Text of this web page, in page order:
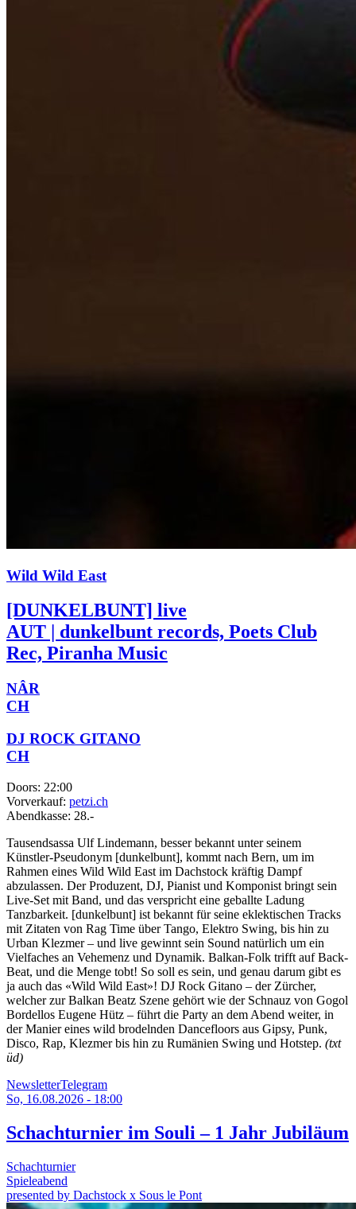
Wild Wild East
[DUNKELBUNT] live
AUT | dunkelbunt records, Poets Club
Rec, Piranha Music
NÂR
CH
DJ ROCK GITANO
CH
Doors: 22:00
Vorverkauf: petzi.ch
Abendkasse: 28.-
Tausendsassa Ulf Lindemann, besser bekannt unter seinem
Künstler-Pseudonym [dunkelbunt], kommt nach Bern, um im
Rahmen eines Wild Wild East im Dachstock kräftig Dampf
abzulassen. Der Produzent, DJ, Pianist und Komponist bringt sein
Live-Set mit Band, und das verspricht eine geballte Ladung
Tanzbarkeit. [dunkelbunt] ist bekannt für seine eklektischen Tracks
mit Zitaten von Rag Time über Tango, Elektro Swing, bis hin zu
Urban Klezmer – und live gewinnt sein Sound natürlich um ein
Vielfaches an Vehemenz und Dynamik. Balkan-Folk trifft auf Back-
Beat, und die Menge tobt! So soll es sein, und genau darum gibt es
ja auch das «Wild Wild East»! DJ Rock Gitano – der Zürcher,
welcher zur Balkan Beatz Szene gehört wie der Schnauz von Gogol
Bordellos Eugene Hütz – führt die Party an dem Abend weiter, in
der Manier eines wild brodelnden Dancefloors aus Gipsy, Punk,
Disco, Rap, Klezmer bis hin zu Rumänien Swing und Hotstep. (txt
üd)
NewsletterTelegram
So, 16.08.2026 - 18:00
Schachturnier im Souli – 1 Jahr Jubiläum
Schachturnier
Spieleabend
presented by Dachstock x Sous le Pont